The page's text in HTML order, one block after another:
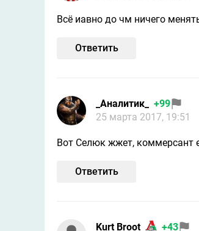
Всё иавно до чм ничего
Ответить
_Аналитик_
+99
25 марта 2017, 19:51
Вот Селюк жжет, коммерсант
Ответить
Kurt Broot +43